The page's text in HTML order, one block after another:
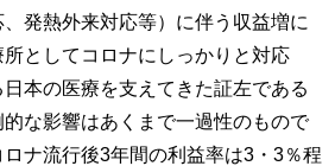
発熱外来対応等）に伴う収益増に
としてコロナにしっかりと対応
本の医療を支えてきた証左である
な影響はあくまで一過性のもので
ナ流行後3年間の利益率は3・3％程